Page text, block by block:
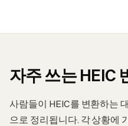
자주 쓰는 HEIC
사람들이 HEIC를 변환하는
으로 정리됩니다. 각 상황에